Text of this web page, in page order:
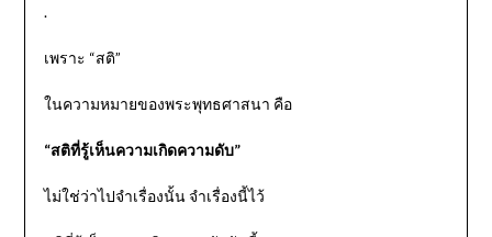
.
เพราะ “สติ”
ในความหมายของพระพุทธศาสนา คือ
“สติที่รู้เห็นความเกิดความดับ”
ไม่ใช่ว่าไปจําเรื่องนั้น จําเรื่องนี้ไว้